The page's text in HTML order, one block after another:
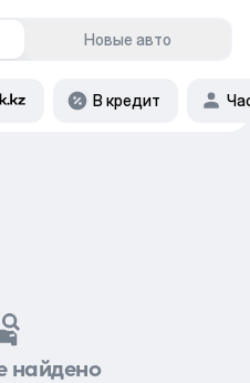
Новые авто
В кредит
найдено